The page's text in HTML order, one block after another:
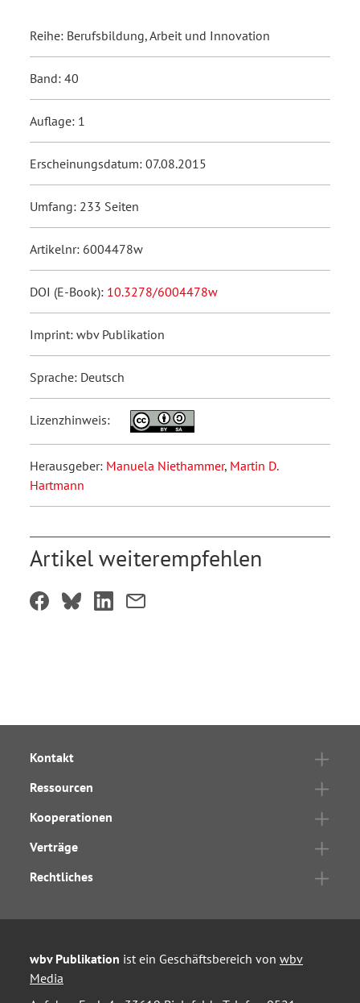
Reihe: Berufsbildung, Arbeit und Innovation
Band: 40
Auflage: 1
Erscheinungsdatum: 07.08.2015
Umfang: 233 Seiten
Artikelnr: 6004478w
DOI (E-Book): 10.3278/6004478w
Imprint: wbv Publikation
Sprache: Deutsch
Lizenzhinweis:
Herausgeber: Manuela Niethammer, Martin D.
Hartmann
Artikel weiterempfehlen
Kontakt
Ressourcen
Kooperationen
Verträge
Rechtliches
wbv Publikation ist ein Geschäftsbereich von wbv
Media